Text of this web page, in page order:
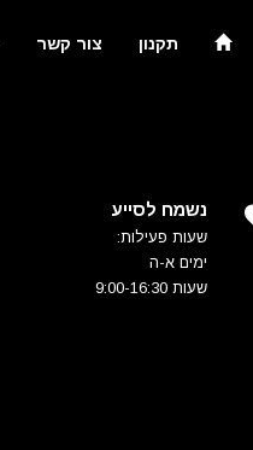
תקנון צור קשר
נשמח לסייע
שעות פעילות:
ימים א-ה
שעות 9:00-16:30